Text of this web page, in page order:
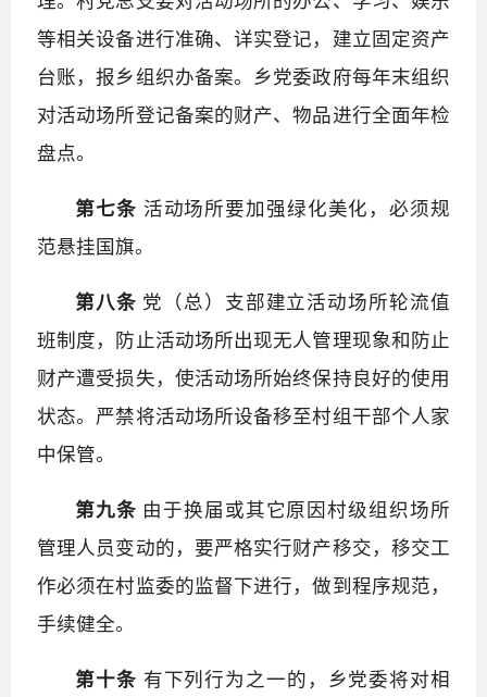
等相关设备进行准确、详实登记，建立固定资产
台账，报乡组织办备案。乡党委政府每年末组织
对活动场所登记备案的财产、物品进行全面年检
盘点。
第七条 活动场所要加强绿化美化，必须规
范悬挂国旗。
第八条 党（总）支部建立活动场所轮流值
班制度，防止活动场所出现无人管理现象和防止
财产遭受损失，使活动场所始终保持良好的使用
状态。严禁将活动场所设备移至村组干部个人家
中保管。
第九条 由于换届或其它原因村级组织场所
管理人员变动的，要严格实行财产移交，移交工
作必须在村监委的监督下进行，做到程序规范，
手续健全。
第十条 有下列行为之一的，乡党委将对相